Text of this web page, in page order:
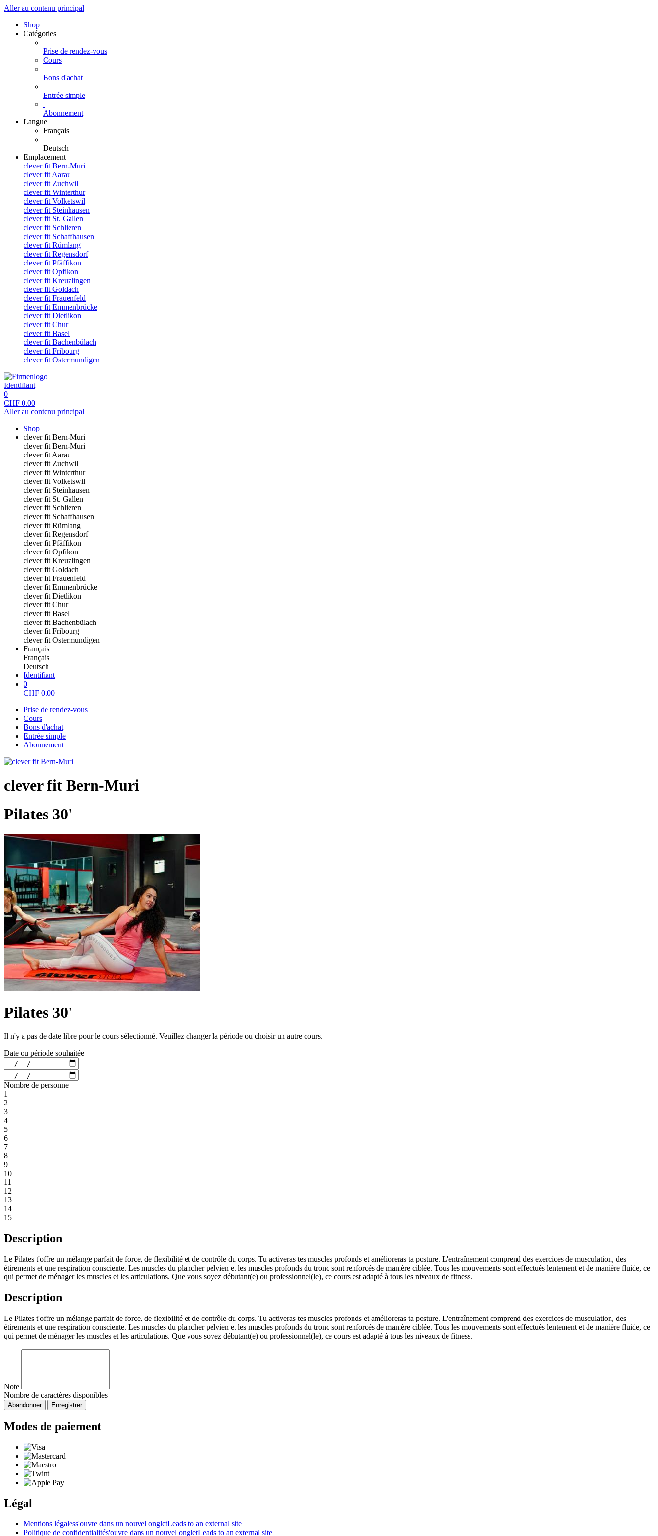
Aller au contenu principal
Shop
Catégories
Prise de rendez-vous
Cours
Bons d'achat
Entrée simple
Abonnement
Langue
Français
Deutsch
Emplacement
clever fit Bern-Muri
clever fit Aarau
clever fit Zuchwil
clever fit Winterthur
clever fit Volketswil
clever fit Steinhausen
clever fit St. Gallen
clever fit Schlieren
clever fit Schaffhausen
clever fit Rümlang
clever fit Regensdorf
clever fit Pfäffikon
clever fit Opfikon
clever fit Kreuzlingen
clever fit Goldach
clever fit Frauenfeld
clever fit Emmenbrücke
clever fit Dietlikon
clever fit Chur
clever fit Basel
clever fit Bachenbülach
clever fit Fribourg
clever fit Ostermundigen
Identifiant
0
CHF 0.00
Aller au contenu principal
Shop
clever fit Bern-Muri
clever fit Bern-Muri
clever fit Aarau
clever fit Zuchwil
clever fit Winterthur
clever fit Volketswil
clever fit Steinhausen
clever fit St. Gallen
clever fit Schlieren
clever fit Schaffhausen
clever fit Rümlang
clever fit Regensdorf
clever fit Pfäffikon
clever fit Opfikon
clever fit Kreuzlingen
clever fit Goldach
clever fit Frauenfeld
clever fit Emmenbrücke
clever fit Dietlikon
clever fit Chur
clever fit Basel
clever fit Bachenbülach
clever fit Fribourg
clever fit Ostermundigen
Français
Français
Deutsch
Identifiant
0
CHF 0.00
Prise de rendez-vous
Cours
Bons d'achat
Entrée simple
Abonnement
clever fit Bern-Muri
Pilates 30'
Pilates 30'
Il n'y a pas de date libre pour le cours sélectionné. Veuillez changer la période ou choisir un autre cours.
Date ou période souhaitée
Nombre de personne
1
2
3
4
5
6
7
8
9
10
11
12
13
14
15
Description
Le Pilates t'offre un mélange parfait de force, de flexibilité et de contrôle du corps. Tu activeras tes muscles profonds et amélioreras ta posture. L'entraînement comprend des exercices de musculation, des
étirements et une respiration consciente. Les muscles du plancher pelvien et les muscles profonds du tronc sont renforcés de manière ciblée. Tous les mouvements sont effectués lentement et de manière fluide, ce
qui permet de ménager les muscles et les articulations. Que vous soyez débutant(e) ou professionnel(le), ce cours est adapté à tous les niveaux de fitness.
Description
Le Pilates t'offre un mélange parfait de force, de flexibilité et de contrôle du corps. Tu activeras tes muscles profonds et amélioreras ta posture. L'entraînement comprend des exercices de musculation, des
étirements et une respiration consciente. Les muscles du plancher pelvien et les muscles profonds du tronc sont renforcés de manière ciblée. Tous les mouvements sont effectués lentement et de manière fluide, ce
qui permet de ménager les muscles et les articulations. Que vous soyez débutant(e) ou professionnel(le), ce cours est adapté à tous les niveaux de fitness.
Note
Nombre de caractères disponibles
Abandonner Enregistrer
Modes de paiement
Légal
Mentions légaless'ouvre dans un nouvel ongletLeads to an external site
Politique de confidentialités'ouvre dans un nouvel ongletLeads to an external site